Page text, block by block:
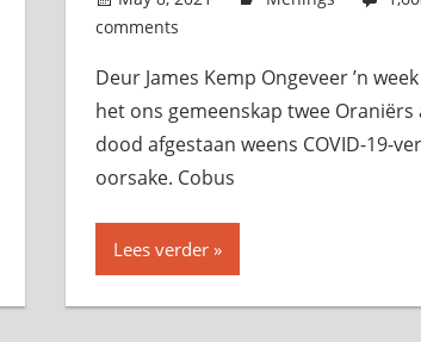
comments
Deur James Kemp Ongeveer ’n
het ons gemeenskap twee Oraniërs
dood afgestaan weens COVID-19-
oorsake. Cobus
Lees verder